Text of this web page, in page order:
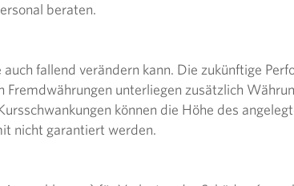
beraten.
fallend verändern kann. Die zukünftige
unterliegen zusätzlich
können die Höhe des
nicht garantiert werden.​